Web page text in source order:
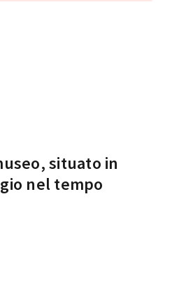
situato in
nel tempo